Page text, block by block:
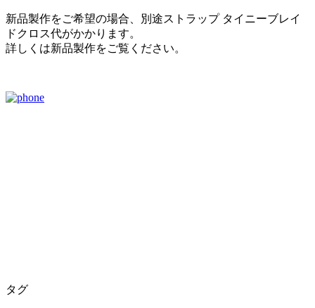
新品製作をご希望の場合、別途ストラップ タイニーブレイ
ドクロス代がかかります。
詳しくは新品製作をご覧ください。
タグ